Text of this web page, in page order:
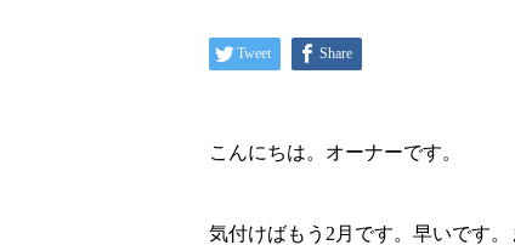
Tweet Share
こんにちは。オーナーです。
気付けばもう2月です。早いです